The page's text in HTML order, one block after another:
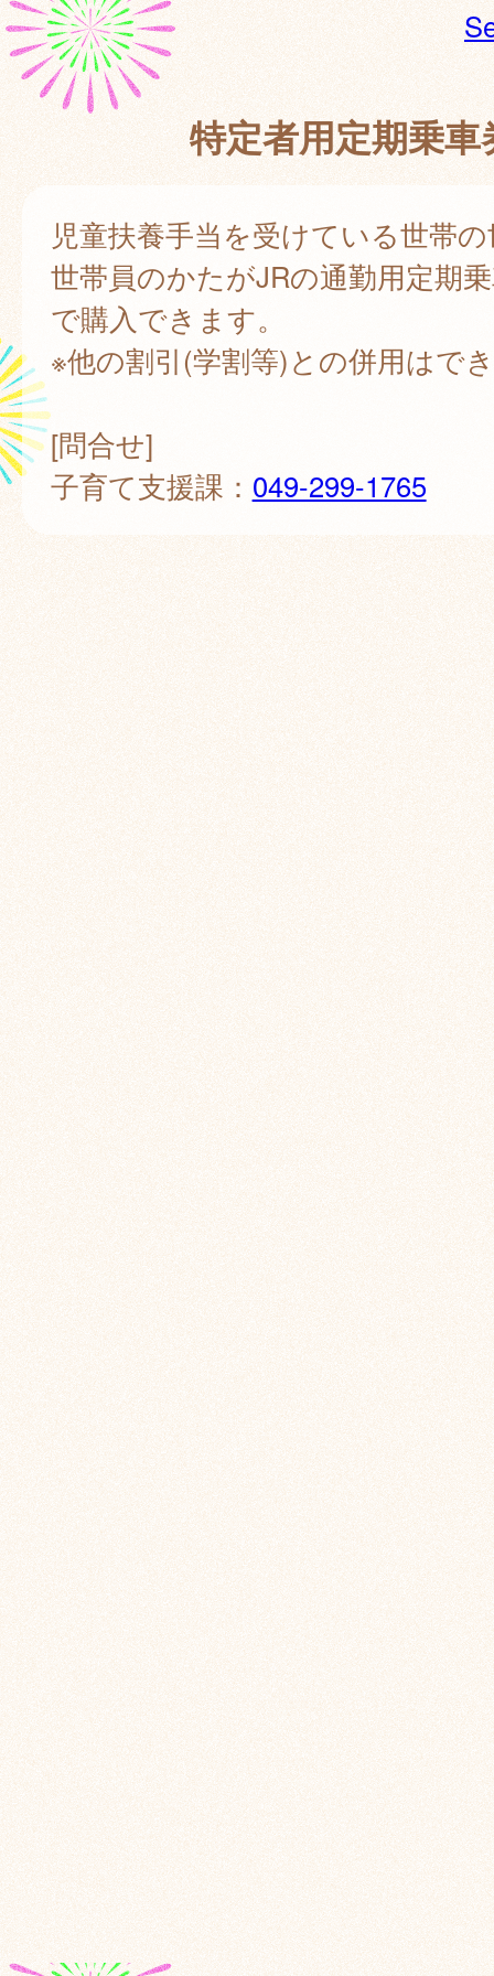
特定者用定期乗車
児童扶養手当を受けている世帯
世帯員のかたがJRの通勤用定期
で購入できます。
※他の割引(学割等)との併用はで
[問合せ]
子育て支援課： 049-299-1765